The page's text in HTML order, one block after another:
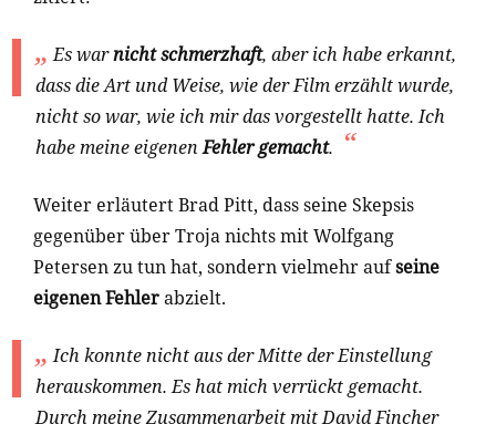
Es warnicht schmerzhaft, aber ich habe erkannt,
dass die Art und Weise, wie der Film erzählt wurde,
nicht so war, wie ich mir das vorgestellt hatte. Ich
habe meine eigenenFehler gemacht.
Weiter erläutert Brad Pitt, dass seine Skepsis
gegenüber über Troja nichts mit Wolfgang
Petersen zu tun hat, sondern vielmehr aufseine
eigenen Fehlerabzielt.
Ich konnte nicht aus der Mitte der Einstellung
herauskommen. Es hat mich verrückt gemacht.
Durch meine Zusammenarbeit mit David Fincher